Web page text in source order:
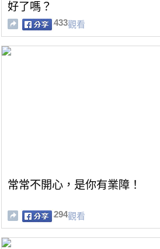
好了嗎？
433觀看
常常不開心，是你有業障！
294觀看